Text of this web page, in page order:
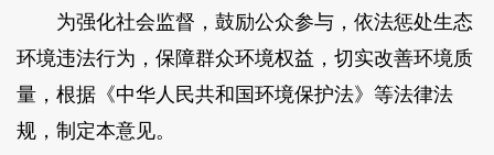
为强化社会监督，鼓励公众参与，依法惩处生态
环境违法行为，保障群众环境权益，切实改善环境质
量，根据《中华人民共和国环境保护法》等法律法
规，制定本意见。